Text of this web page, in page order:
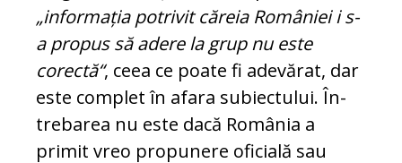
„informația po­trivit căreia României i s-
a pro­pus să adere la grup nu este
corectă“, ceea ce poate fi adevărat, dar
este complet în afara subiectului. În­
tre­ba­rea nu este dacă România a
primit vreo propunere oficială sau